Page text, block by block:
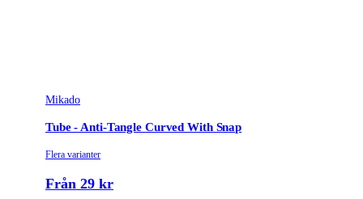
Mikado
Tube - Anti-Tangle Curved With Snap
Flera varianter
Från 29 kr